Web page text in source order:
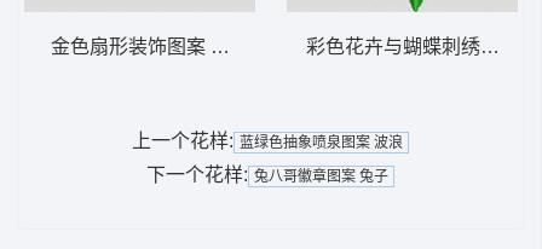
金色扇形装饰图案 靓花 彩色花卉与蝴蝶刺绣图案
上一个花样: 蓝绿色抽象喷泉图案 波浪
下一个花样: 兔八哥徽章图案 兔子